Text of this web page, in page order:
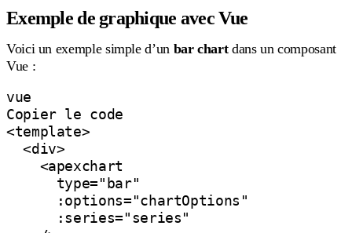
Exemple de graphique avec Vue
Voici un exemple simple d’un bar chartdans un composant
Vue :
vue
Copier le code
<template>
  <div>